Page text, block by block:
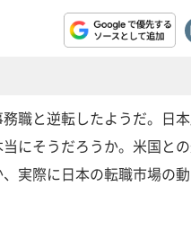
職と逆転したようだ。日
にそうだろうか。米国と
実際に日本の転職市場の